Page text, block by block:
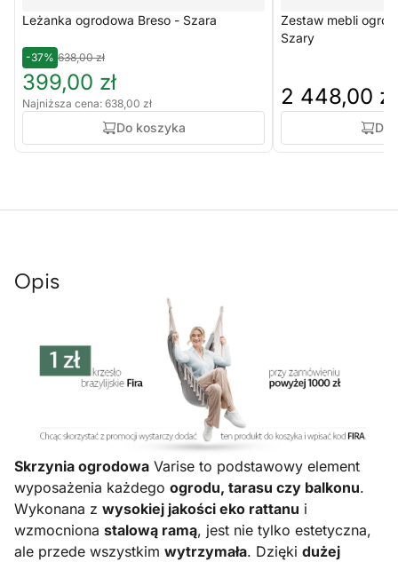
Leżanka ogrodowa Breso - Szara
-37% 638,00 zł
399,00 zł
Najniższa cena: 638,00 zł
Do koszyka
Zestaw mebli
Szary
2 448,00 zł
Do
Opis
Skrzynia ogrodowa Varise to podstawowy element
wyposażenia każdego ogrodu, tarasu czy balkonu.
Wykonana z wysokiej jakości eko rattanu i
wzmocniona stalową ramą, jest nie tylko estetyczna,
ale przede wszystkim wytrzymała. Dzięki dużej